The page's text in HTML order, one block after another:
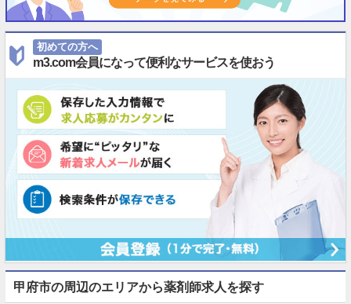
初めての方へ
m3.com会員になって便利なサービスを使おう
甲府市の周辺のエリアから薬剤師求人を探す